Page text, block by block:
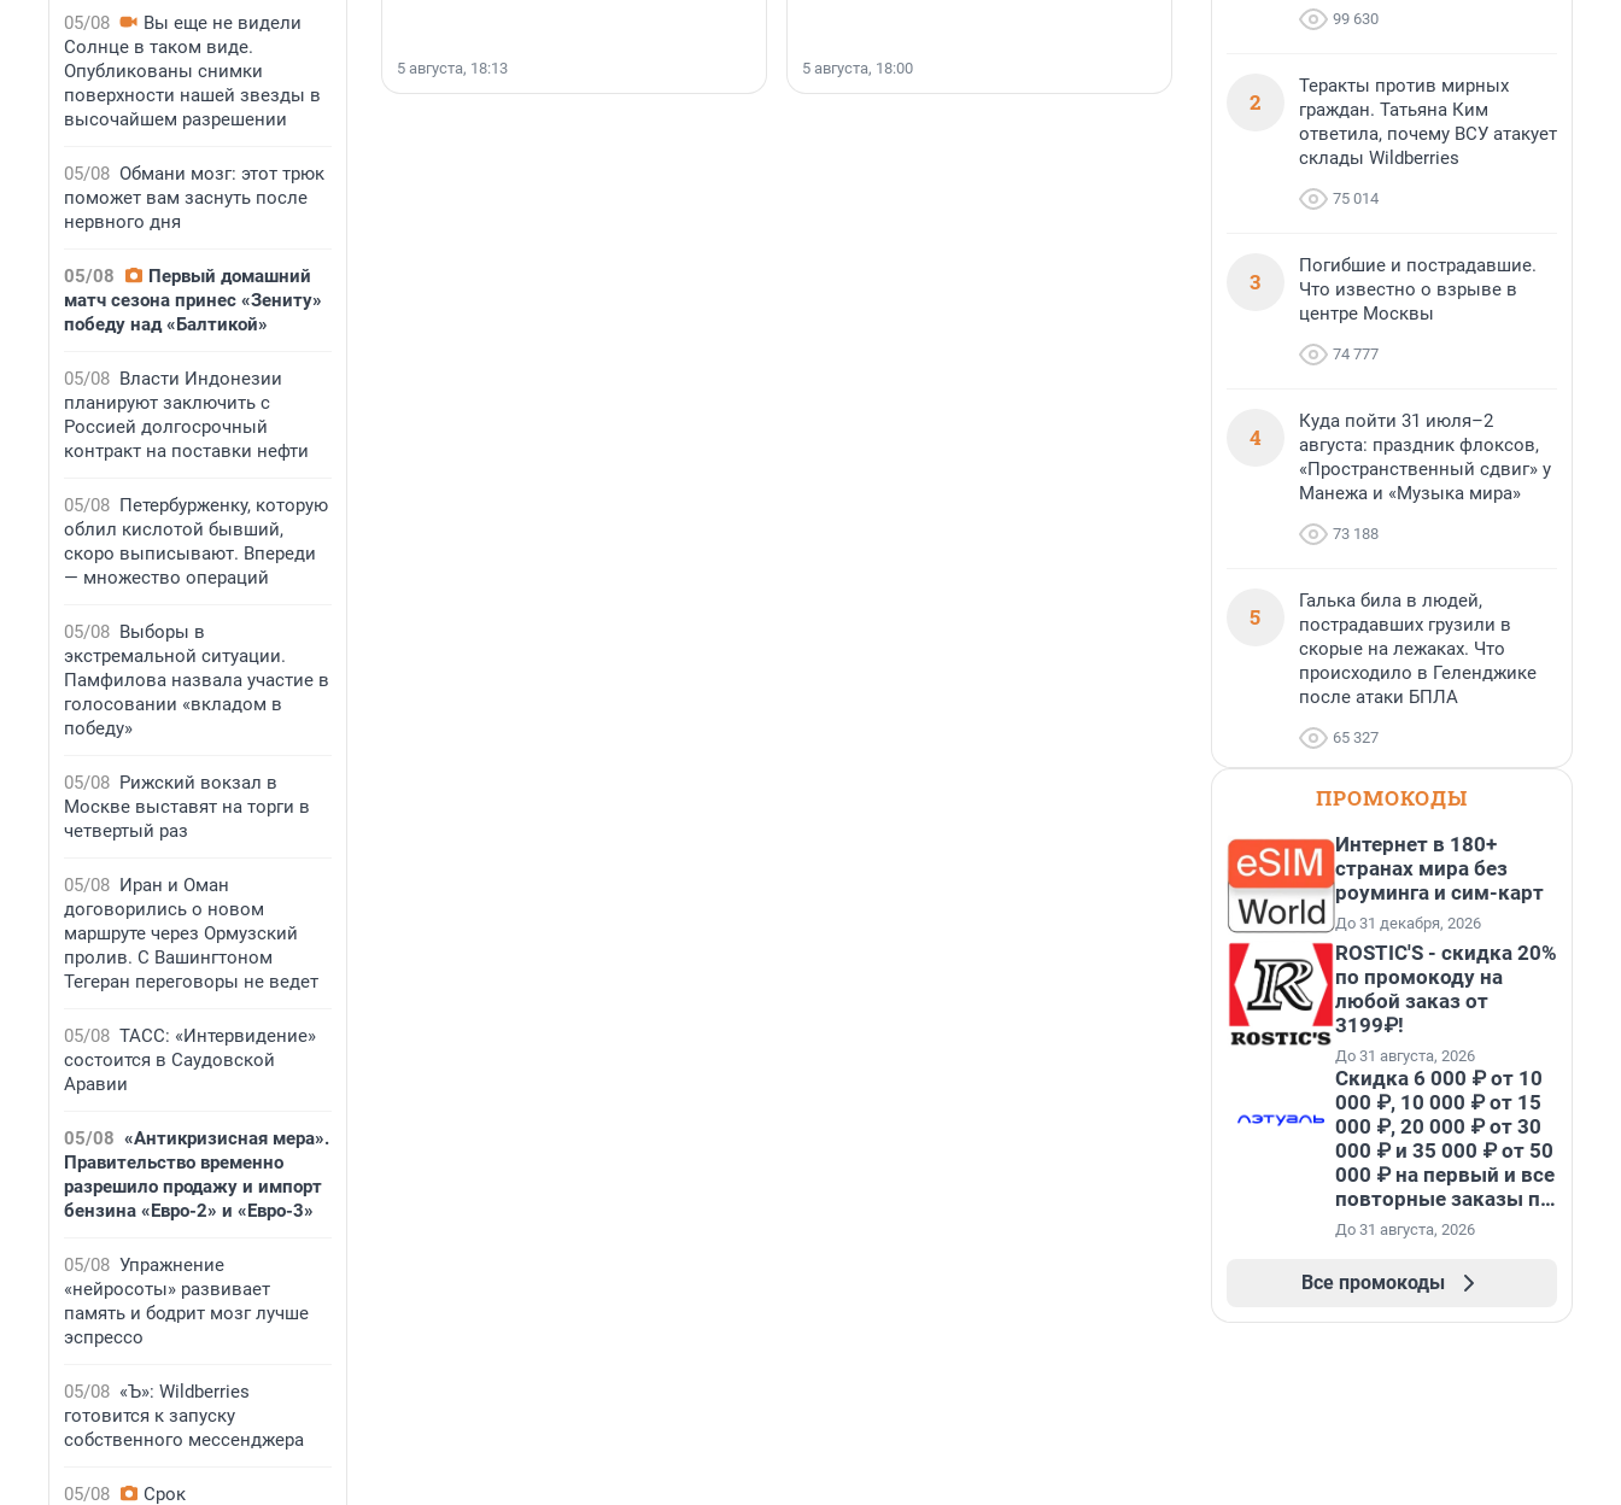
05/08
Вы еще не видели
Солнце в таком виде.
Опубликованы снимки
поверхности нашей звезды в
высочайшем разрешении
05/08 Обмани мозг: этот трюк
поможет вам заснуть после
нервного дня
05/08
Первый домашний
матч сезона принес «Зениту»
победу над «Балтикой»
05/08 Власти Индонезии
планируют заключить с
Россией долгосрочный
контракт на поставки нефти
05/08 Петербурженку, которую
облил кислотой бывший,
скоро выписывают. Впереди
— множество операций
05/08 Выборы в
экстремальной ситуации.
Памфилова назвала участие в
голосовании «вкладом в
победу»
05/08 Рижский вокзал в
Москве выставят на торги в
четвертый раз
05/08 Иран и Оман
договорились о новом
маршруте через Ормузский
пролив. С Вашингтоном
Тегеран переговоры не ведет
05/08 ТАСС: «Интервидение»
состоится в Саудовской
Аравии
05/08 «Антикризисная мера».
Правительство временно
разрешило продажу и импорт
бензина «Евро-2» и «Евро-3»
05/08 Упражнение
«нейросоты» развивает
память и бодрит мозг лучше
эспрессо
05/08 «Ъ»: Wildberries
готовится к запуску
собственного мессенджера
05/08
Срок
5 августа, 18:13 5 августа, 18:00
строительства в Ленинградской области. В
настоящее время компания реализует в
99 630
2
Теракты против мирных
граждан. Татьяна Ким
ответила, почему ВСУ атакует
склады Wildberries
75 014
3
Погибшие и пострадавшие.
Что известно о взрыве в
центре Москвы
74 777
4
Куда пойти 31 июля–2
августа: праздник флоксов,
«Пространственный сдвиг» у
Манежа и «Музыка мира»
73 188
5
Галька била в людей,
пострадавших грузили в
скорые на лежаках. Что
происходило в Геленджике
после атаки БПЛА
65 327
ПРОМОКОДЫ
Интернет в 180+
странах мира без
роуминга и сим-карт
До 31 декабря, 2026
ROSTIC'S - скидка 20%
по промокоду на
любой заказ от
3199₽!
До 31 августа, 2026
Скидка 6 000 ₽ от 10
000 ₽, 10 000 ₽ от 15
000 ₽, 20 000 ₽ от 30
000 ₽ и 35 000 ₽ от 50
000 ₽ на первый и все
повторные заказы по
промокоду НАБЕРИ
До 31 августа, 2026
Все промокоды